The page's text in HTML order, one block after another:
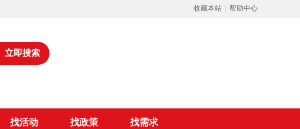
收藏本站 帮助中心
立即搜索
找活动 找政策 找需求